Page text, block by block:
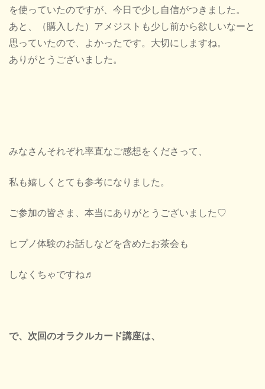
を使っていたのですが、今日で少し自信がつきました。
あと、（購入した）アメジストも少し前から欲しいなーと
思っていたので、よかったです。大切にしますね。
ありがとうございました。
みなさんそれぞれ率直なご感想をくださって、
私も嬉しくとても参考になりました。
ご参加の皆さま、本当にありがとうございました♡
ヒプノ体験のお話しなどを含めたお茶会も
しなくちゃですね♬
で、次回のオラクルカード講座は、